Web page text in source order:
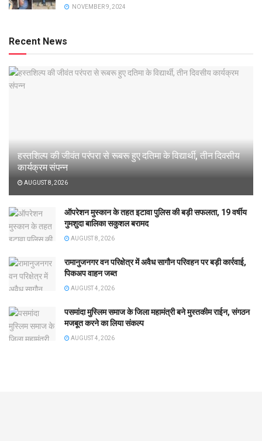
NOVEMBER 9, 2024
Recent News
हस्तशिल्प की जीवंत परंपरा से रूबरू हुए दतिमा के विद्यार्थी, तीन दिवसीय
कार्यक्रम संपन्न
AUGUST 8, 2026
ऑपरेशन मुस्कान के तहत इटावा पुलिस की बड़ी सफलता, 19 वर्षीय
गुमशुदा बालिका सकुशल बरामद
AUGUST 8, 2026
रामानुजनगर वन परिक्षेत्र में अवैध सागौन परिवहन पर बड़ी कार्रवाई,
पिकअप वाहन जब्त
AUGUST 4, 2026
पसमांदा मुस्लिम समाज के जिला महामंत्री बने मुस्तकीम राईन, संगठन
मजबूत करने का लिया संकल्प
AUGUST 4, 2026